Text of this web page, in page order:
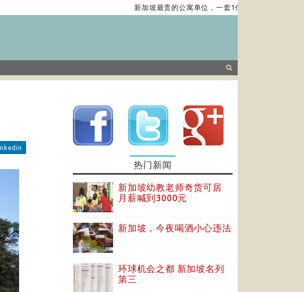
新加坡最贵的公寓单位，一套1亿新元，带你去看……
热门新闻
新加坡幼教老师奇货可居
月薪喊到3000元
新加坡，今夜喝酒小心违法
环球机会之都 新加坡名列
第三